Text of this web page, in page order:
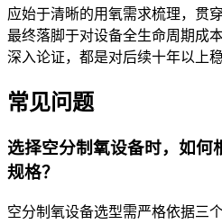
应始于清晰的用氧需求梳理，贯
最终落脚于对设备全生命周期成
深入论证，都是对后续十年以上
常见问题
选择空分制氧设备时，如何
规格？
空分制氧设备选型需严格依据三